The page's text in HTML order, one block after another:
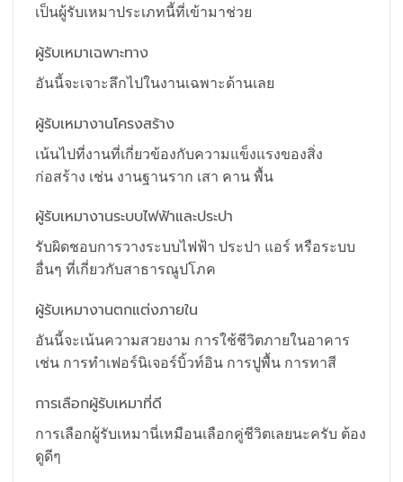
เป็นผู้รับเหมาประเภทนี้ที่เข้ามาช่วย
ผู้รับเหมาเฉพาะทาง
อันนี้จะเจาะลึกไปในงานเฉพาะด้านเลย
ผู้รับเหมางานโครงสร้าง
เน้นไปที่งานที่เกี่ยวข้องกับความแข็งแรงของสิ่ง
ก่อสร้าง เช่น งานฐานราก เสา คาน พื้น
ผู้รับเหมางานระบบไฟฟ้าและประปา
รับผิดชอบการวางระบบไฟฟ้า ประปา แอร์ หรือระบบ
อื่นๆ ที่เกี่ยวกับสาธารณูปโภค
ผู้รับเหมางานตกแต่งภายใน
อันนี้จะเน้นความสวยงาม การใช้ชีวิตภายในอาคาร
เช่น การทำเฟอร์นิเจอร์บิ้วท์อิน การปูพื้น การทาสี
การเลือกผู้รับเหมาที่ดี
การเลือกผู้รับเหมานี่เหมือนเลือกคู่ชีวิตเลยนะครับ ต้อง
ดูดีๆ